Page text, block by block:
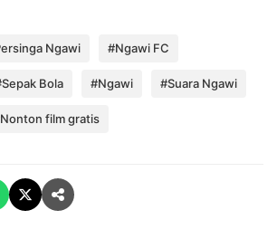
Ngawi #Ngawi FC
Bola #Ngawi #Suara Ngawi
film gratis